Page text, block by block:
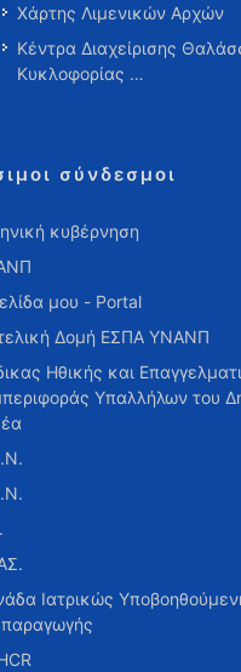
Χάρτης Λιμενικών Αρχών
Κέντρα Διαχείρισης
Κυκλοφορίας …
σύνδεσμοι
κυβέρνηση
μου - Portal
Δομή ΕΣΠΑ ΥΝΑΝΠ
Ηθικής και
Υπαλλήλων του
Ιατρικώς